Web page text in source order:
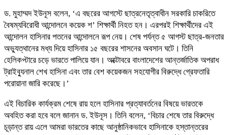
ড. মুহাম্মদ ইউনূস বলেন, ‘এ বছরের আগস্টে ছাত্রনেতৃত্বাধীন সরকারি চাকরিতে
বৈষম্যবিরোধী আন্দোলনে কয়েক শ’ শিক্ষার্থী নিহত হন। এরপরই শিক্ষার্থীদের এই
আন্দোলন হাসিনার পতনের আন্দোলনে রূপ নেয়। শেষ পর্যন্ত ৫ আগস্ট ছাত্র-জনতার
অভ্যুত্থানের মধ্য দিয়ে হাসিনার ১৫ বছরের শাসনের অবসান ঘটে। তিনি
হেলিকপ্টারে চড়ে ভারতে পালিয়ে যান। অক্টোবরে বাংলাদেশের আন্তর্জাতিক অপরাধ
ট্রাইব্যুনাল শেখ হাসিনা এবং তার বেশ কয়েকজন সহযোগীর বিরুদ্ধে গ্রেফতারি
পরোয়ানা জারি করেছে।’
এই বিচারিক কার্যক্রম শেষে রায় হলে হাসিনার প্রত্যাবর্তনের বিষয়ে ভারতকে
অবহিত করা হবে বলে জানান ড. ইউনূস। তিনি বলেন, ‘বিচার শেষে তার বিরুদ্ধে
চূড়ান্ত রায় এলে আমরা ভারতের কাছে আনুষ্ঠানিকভাবে হাসিনাকে হস্তান্তরের